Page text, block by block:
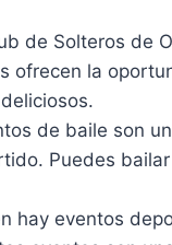
de Solteros de
ofrecen la
de baile son
Puedes
hay eventos